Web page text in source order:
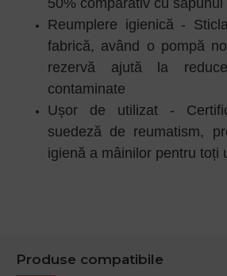
50% comparativ cu
Reumplere igienică -
fabrică, având o pompă
rezervă ajută la
contaminate
Ușor de utilizat -
suedeză de reumatism,
igienă a mâinilor pentru toți
Produse compatibile